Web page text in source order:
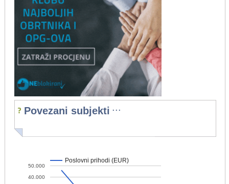
Povezani subjekti ...
Poslovni prihodi (EUR)
40.000
50.000